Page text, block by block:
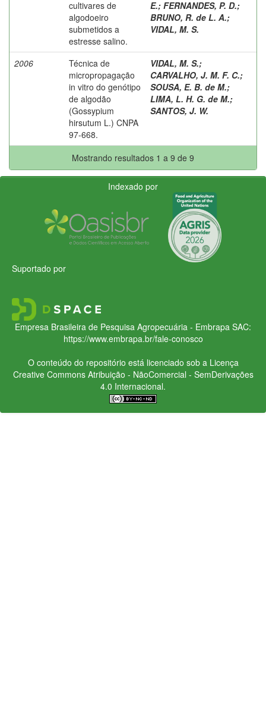
cultivares de
algodoeiro
submetidos a
estresse salino.
E.; FERNANDES, P. D.;
BRUNO, R. de L. A.;
VIDAL, M. S.
2006
Técnica de
micropropagação
in vitro do genótipo
de algodão
(Gossypium
hirsutum L.) CNPA
97-668.
VIDAL, M. S.;
CARVALHO, J. M. F. C.;
SOUSA, E. B. de M.;
LIMA, L. H. G. de M.;
SANTOS, J. W.
Mostrando resultados 1 a 9 de 9
Indexado por
Suportado por
Empresa Brasileira de Pesquisa Agropecuária - Embrapa SAC:
https://www.embrapa.br/fale-conosco
O conteúdo do repositório está licenciado sob a Licença
Creative CommonsAtribuição - NãoComercial - SemDerivações
4.0 Internacional.